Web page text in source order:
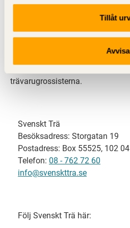
Tillåt
Avvisa
Svenskt Trä representerar
och är en del av
svensk limträ-, KL-trä- och
trävarugrossisterna.
Svenskt Trä
Besöksadress: Storgatan 19
Postadress: Box 55525, 102
Telefon: 08 - 762 72 60
info@svenskttra.se
Följ Svenskt Trä här: